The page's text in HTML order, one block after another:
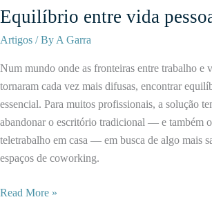
redefinir
o
futuro
do
Equilíbrio entre vida
Artigos / ByA Garra
Num mundo onde as fronteiras entre trabalho e
tornaram cada vez mais difusas, encontrar
essencial. Para muitos profissionais, a solução
abandonar o escritório tradicional — e também
teletrabalho em casa — em busca de algo mais
espaços de coworking.
Equilíbrio
Read More »